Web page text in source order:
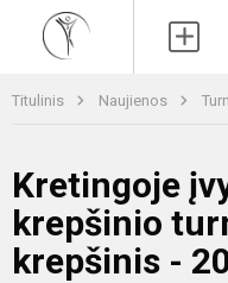
Titulinis Naujienos
Kretingoje
krepšinio
krepšinis -